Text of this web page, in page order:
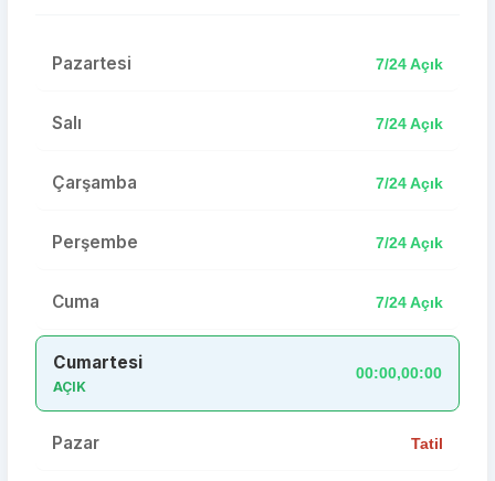
Pazartesi 7/24 Açık
Salı 7/24 Açık
Çarşamba 7/24 Açık
Perşembe 7/24 Açık
Cuma 7/24 Açık
Cumartesi
AÇIK
00:00,00:00
Pazar Tatil